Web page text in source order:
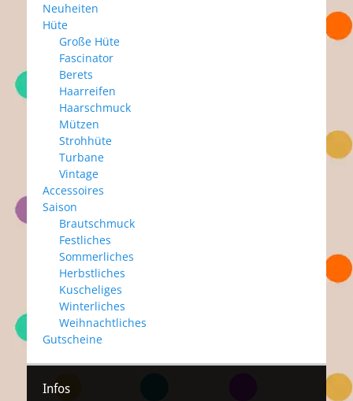
Neuheiten
Hüte
Große Hüte
Fascinator
Berets
Haarreifen
Haarschmuck
Mützen
Strohhüte
Turbane
Vintage
Accessoires
Saison
Brautschmuck
Festliches
Sommerliches
Herbstliches
Kuscheliges
Winterliches
Weihnachtliches
Gutscheine
Infos